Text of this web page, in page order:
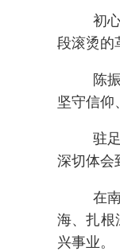
初
段滚烫的
陈
坚守信仰
驻
深切体会
在
海、扎根
兴事业。